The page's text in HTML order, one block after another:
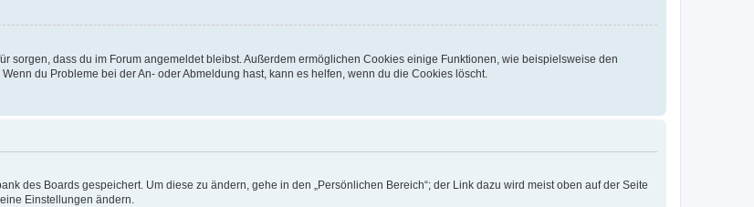
sorgen, dass du im Forum angemeldet bleibst. Außerdem ermöglichen Cookies einige Funktionen, wie beispielsweise den
du Probleme bei der An- oder Abmeldung hast, kann es helfen, wenn du die Cookies löscht.
des Boards gespeichert. Um diese zu ändern, gehe in den „Persönlichen Bereich“; der Link dazu wird meist oben auf der Seite
Einstellungen ändern.